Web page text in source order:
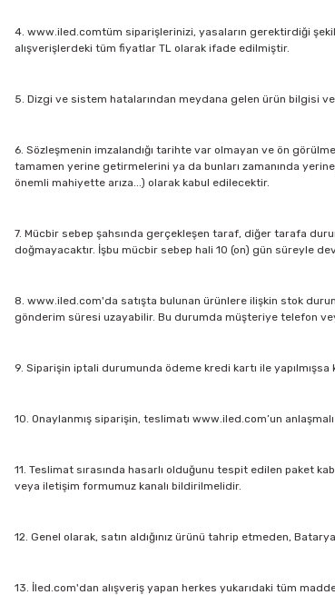
4. www.iled.comtüm siparişlerinizi, yasaların gerektirdiği
alışverişlerdeki tüm fiyatlar TL olarak ifade edilmiştir.
5. Dizgi ve sistem hatalarından meydana gelen ürün bilgisi
6. Sözleşmenin imzalandığı tarihte var olmayan ve ön
tamamen yerine getirmelerini ya da bunları zamanında
önemli mahiyette arıza...) olarak kabul edilecektir.
7. Mücbir sebep şahsında gerçekleşen taraf, diğer tarafa
doğmayacaktır. İşbu mücbir sebep hali 10 (on) gün süreyle
8. www.iled.com'da satışta bulunan ürünlere ilişkin stok
gönderim süresi uzayabilir. Bu durumda müşteriye telefon
9. Siparişin iptali durumunda ödeme kredi kartı ile
10. Onaylanmış siparişin, teslimatı www.iled.com’un
11. Teslimat sırasında hasarlı olduğunu tespit edilen paket
veya iletişim formumuz kanalı bildirilmelidir.
12. Genel olarak, satın aldığınız ürünü tahrip etmeden,
13. İled.com'dan alışveriş yapan herkes yukarıdaki tüm